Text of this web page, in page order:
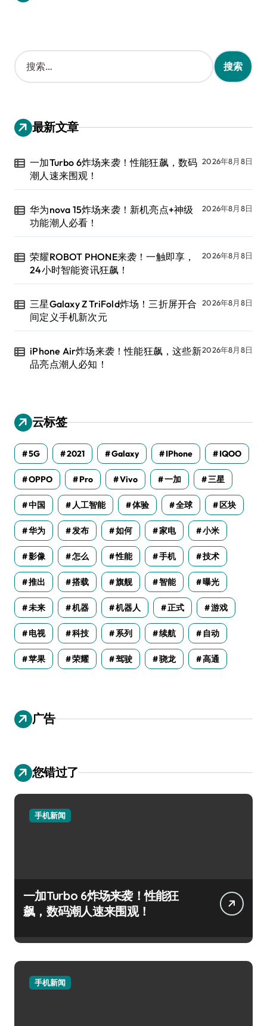
搜
索
：
最新文章
一加Turbo 6炸场来袭！性能狂飙，数码
潮人速来围观！
2026年8月8日
华为nova 15炸场来袭！新机亮点+神级
功能潮人必看！
2026年8月8日
荣耀ROBOT PHONE来袭！一触即享，
24小时智能资讯狂飙！
2026年8月8日
三星Galaxy Z TriFold炸场！三折屏开合
间定义手机新次元
2026年8月8日
iPhone Air炸场来袭！性能狂飙，这些新
品亮点潮人必知！
2026年8月8日
云标签
5G 2021 Galaxy IPhone IQOO
OPPO Pro Vivo 一加 三星
中国 人工智能 体验 全球 区块
华为 发布 如何 家电 小米
影像 怎么 性能 手机 技术
推出 搭载 旗舰 智能 曝光
未来 机器 机器人 正式 游戏
电视 科技 系列 续航 自动
苹果 荣耀 驾驶 骁龙 高通
广告
您错过了
手机新闻
一加Turbo 6炸场来袭！性能狂
飙，数码潮人速来围观！
手机新闻